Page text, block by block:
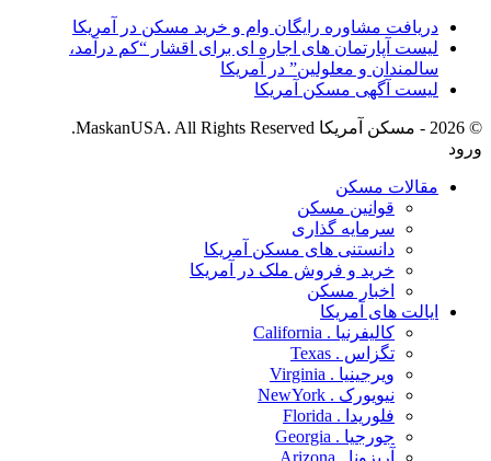
دریافت مشاوره رایگان وام و خرید مسکن در آمریکا
لیست آپارتمان های اجاره ای­ برای اقشار “کم درآمد،
سالمندان و معلولین” در آمریکا
لیست آگهی مسکن آمریکا
© 2026 - مسکن آمریکا MaskanUSA. All Rights Reserved.
ورود
مقالات مسکن
قوانین مسکن
سرمایه گذاری
دانستنی های مسکن آمریکا
خرید و فروش ملک در آمریکا
اخبار مسکن
ایالت های آمریکا
کالیفرنیا . California
تگزاس . Texas
ویرجینیا . Virginia
نیویورک . NewYork
فلوریدا . Florida
جورجیا . Georgia
آریزونا . Arizona